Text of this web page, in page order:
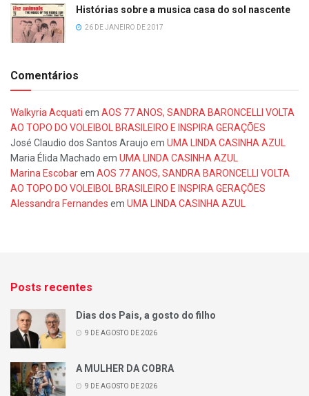
Histórias sobre a musica casa do sol nascente
26 DE JANEIRO DE 2017
Comentários
Walkyria Acquati em AOS 77 ANOS, SANDRA BARONCELLI VOLTA
AO TOPO DO VOLEIBOL BRASILEIRO E INSPIRA GERAÇÕES
José Claudio dos Santos Araujo em UMA LINDA CASINHA AZUL
Maria Élida Machado em UMA LINDA CASINHA AZUL
Marina Escobarem AOS 77 ANOS, SANDRA BARONCELLI VOLTA
AO TOPO DO VOLEIBOL BRASILEIRO E INSPIRA GERAÇÕES
Alessandra Fernandes em UMA LINDA CASINHA AZUL
Posts recentes
Dias dos Pais, a gosto do filho
9 DE AGOSTO DE 2026
A MULHER DA COBRA
9 DE AGOSTO DE 2026